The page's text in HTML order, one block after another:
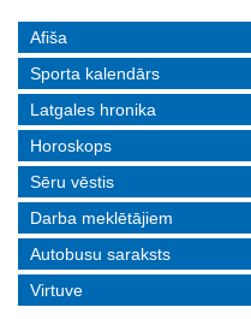
Afiša
Sporta kalendārs
Latgales hronika
Horoskops
Sēru vēstis
Darba meklētājiem
Autobusu saraksts
Virtuve